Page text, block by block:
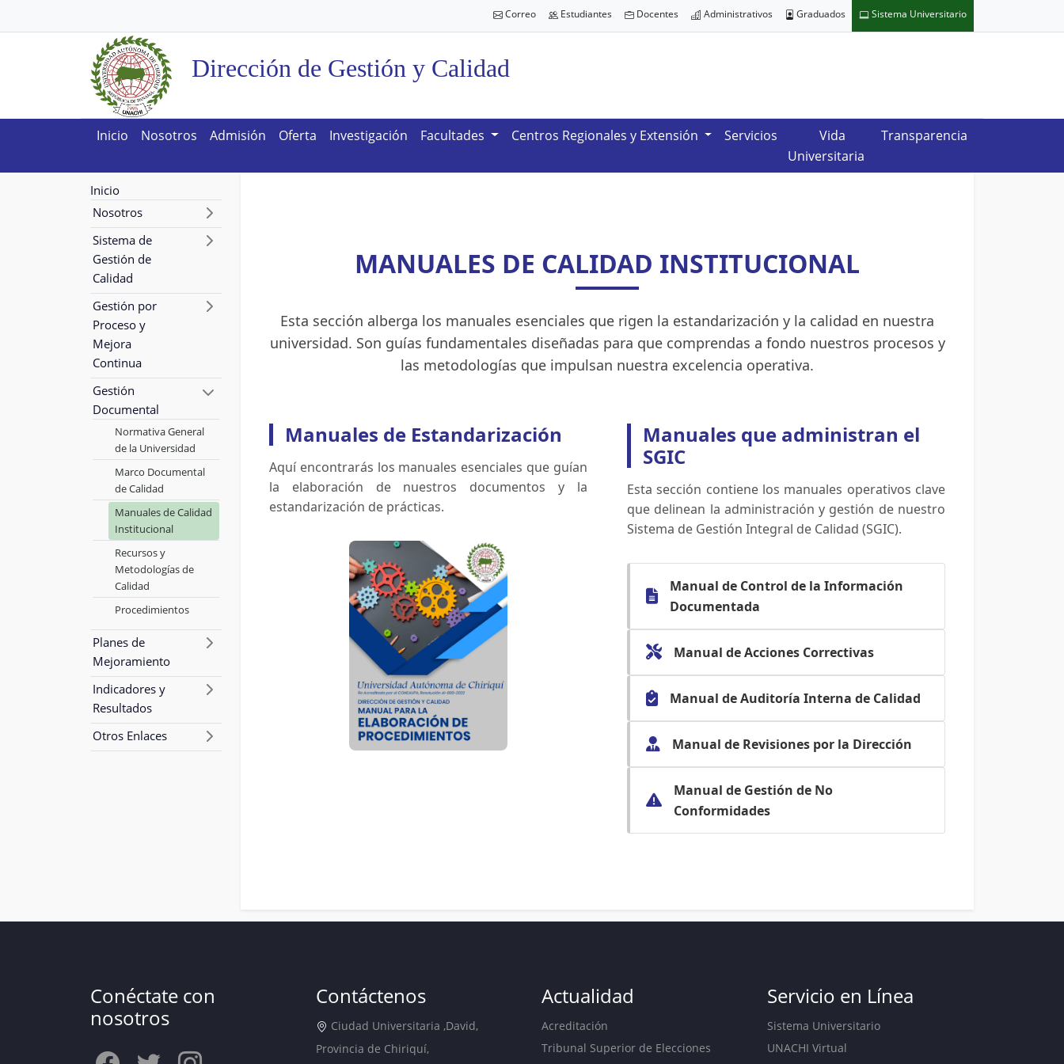
Correo Estudiantes Docentes Administrativos Graduados Sistema Universitario
Dirección de Gestión y Calidad
Inicio Nosotros Admisión Oferta Investigación Facultades Centros Regionales y Extensión Servicios
Vida
Universitaria
Transparencia
Inicio
Nosotros
Sistema de
Gestión de
Calidad
Gestión por
Proceso y
Mejora
Continua
Gestión
Documental
Normativa General
de la Universidad
Marco Documental
de Calidad
Manuales de Calidad
Institucional
Recursos y
Metodologías de
Calidad
Procedimientos
Planes de
Mejoramiento
Indicadores y
Resultados
Otros Enlaces
MANUALES DE CALIDAD INSTITUCIONAL
Esta sección alberga los manuales esenciales que rigen la estandarización y la calidad en nuestra
universidad. Son guías fundamentales diseñadas para que comprendas a fondo nuestros procesos y
las metodologías que impulsan nuestra excelencia operativa.
Manuales de Estandarización
Aquí encontrarás los manuales esenciales que guían
la elaboración de nuestros documentos y la
estandarización de prácticas.
Manuales que administran el
SGIC
Esta sección contiene los manuales operativos clave
que delinean la administración y gestión de nuestro
Sistema de Gestión Integral de Calidad (SGIC).
Manual de Control de la Información
Documentada
Manual de Acciones Correctivas
Manual de Auditoría Interna de Calidad
Manual de Revisiones por la Dirección
Manual de Gestión de No
Conformidades
Conéctate con
nosotros
Contáctenos
Ciudad Universitaria ,David,
Provincia de Chiriquí,
Actualidad
Acreditación
Tribunal Superior de Elecciones
Servicio en Línea
Sistema Universitario
UNACHI Virtual